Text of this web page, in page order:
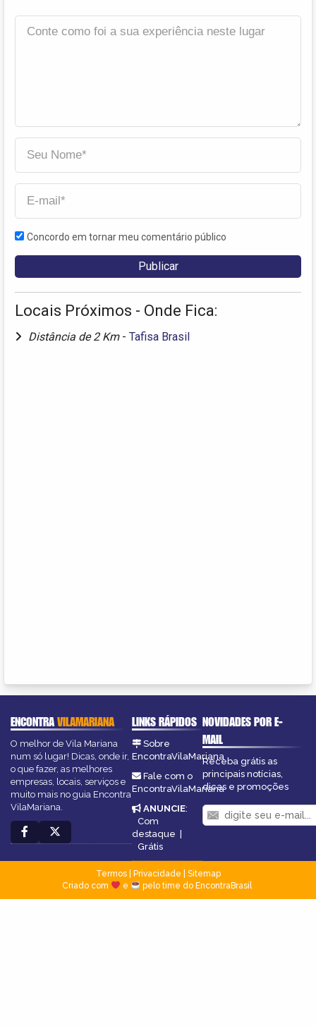
Concordo em tornar meu comentário público
Locais Próximos - Onde Fica:
Distância de 2 Km - Tafisa Brasil
ENCONTRAVILAMARIANA
O melhor de Vila Mariana
num só lugar! Dicas, onde ir,
o que fazer, as melhores
empresas, locais, serviços e
muito mais no guia Encontra
VilaMariana.
LINKS RÁPIDOS
Sobre
EncontraVilaMariana
Fale com o
EncontraVilaMariana
ANUNCIE:
Com
destaque |
Grátis
NOVIDADES POR E-
MAIL
Receba grátis as
principais notícias,
dicas e promoções
Termos| Privacidade
Sitemap
Criado com
e pelo time do EncontraBrasil